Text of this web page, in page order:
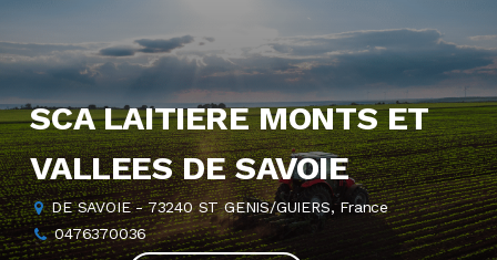
SCA LAITIERE MONTS ET
VALLEES DE SAVOIE
DE SAVOIE - 73240 ST GENIS/GUIERS, France
0476370036